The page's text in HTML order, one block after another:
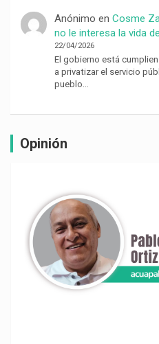
Anónimo en Cosme
no le interesa la vida
22/04/2026
El gobierno está
a privatizar el servicio
pueblo…
Opinión